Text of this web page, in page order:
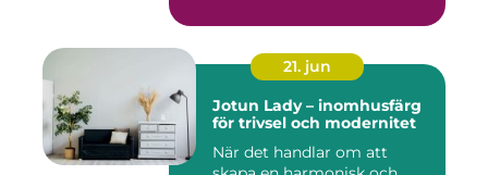
21. jun
Jotun Lady – inomhusfärg
för trivsel och modernitet
När det handlar om att